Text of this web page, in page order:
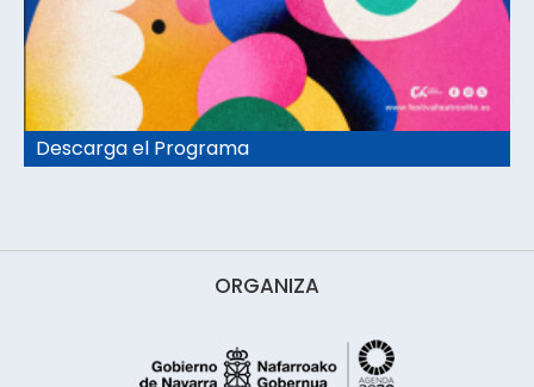
Descarga el Programa
ORGANIZA